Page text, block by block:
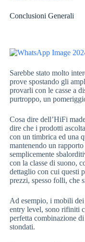
Conclusioni Generali
Sarebbe stato molto
prove spostando gli
provarli con le casse a
purtroppo, un
Cosa dire dell’HiFi
dire che i prodotti
con un timbrica ed una
mantenendo un
semplicemente
con la classe di suono,
dettaglio con cui questi
prezzi, spesso folli, che
Ad esempio, i mobili
entry level, sono rifiniti
perfetta combinazione
stondati.